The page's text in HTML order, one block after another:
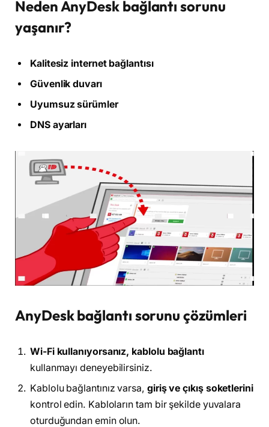
Neden AnyDesk bağlantı sorunu
yaşanır?
Kalitesiz internet bağlantısı
Güvenlik duvarı
Uyumsuz sürümler
DNS ayarları
AnyDesk bağlantı sorunu çözümleri
Wi-Fi kullanıyorsanız, kablolu bağlantı
kullanmayı deneyebilirsiniz.
Kablolu bağlantınız varsa, giriş ve çıkış soketlerini
kontrol edin. Kabloların tam bir şekilde yuvalara
oturduğundan emin olun.